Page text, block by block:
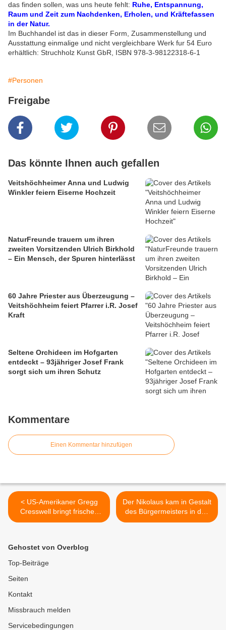
das finden sollen, was uns heute fehlt: Ruhe, Entspannung,
Raum und Zeit zum Nachdenken, Erholen, und Kräftefassen
in der Natur.
Im Buchhandel ist das in dieser Form, Zusammenstellung und
Ausstattung einmalige und nicht vergleichbare Werk fur 54 Euro
erhältlich: Struchholz Kunst GbR, ISBN 978-3-98122318-6-1
#Personen
Freigabe
Das könnte Ihnen auch gefallen
Veitshöchheimer Anna und Ludwig
Winkler feiern Eiserne Hochzeit
NaturFreunde trauern um ihren
zweiten Vorsitzenden Ulrich Birkhold
– Ein Mensch, der Spuren hinterlässt
60 Jahre Priester aus Überzeugung –
Veitshöchheim feiert Pfarrer i.R. Josef
Kraft
Seltene Orchideen im Hofgarten
entdeckt – 93jähriger Josef Frank
sorgt sich um ihren Schutz
Kommentare
Einen Kommentar hinzufügen
< US-Amerikaner Gregg
Cresswell bringt frischen
Wind in neu eröffneten
Der Nikolaus kam in Gestalt
des Bürgermeisters in den
Kuratiekindergarten >
Gehostet von Overblog
Top-Beiträge
Seiten
Kontakt
Missbrauch melden
Servicebedingungen